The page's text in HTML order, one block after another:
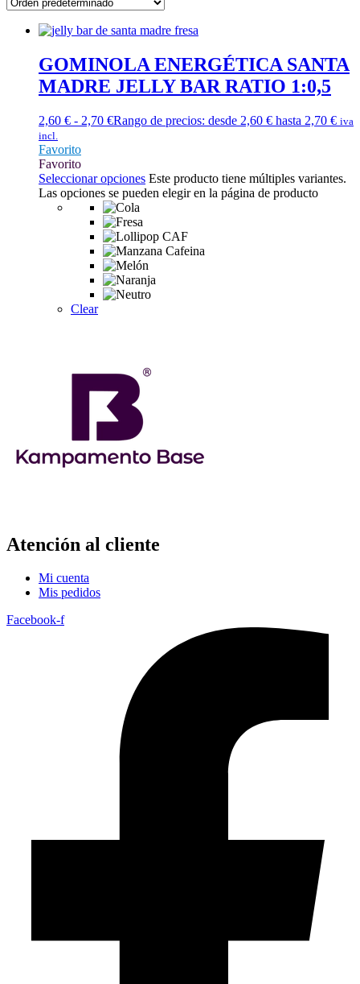
GOMINOLA ENERGÉTICA SANTA
MADRE JELLY BAR RATIO 1:0,5
2,60 € - 2,70 €Rango de precios: desde 2,60 € hasta 2,70 € iva
incl.
Favorito
Favorito
Seleccionar opciones Este producto tiene múltiples variantes.
Las opciones se pueden elegir en la página de producto
Clear
Atención al cliente
Mi cuenta
Mis pedidos
Facebook-f